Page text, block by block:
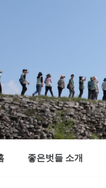
좋은벗들 소개